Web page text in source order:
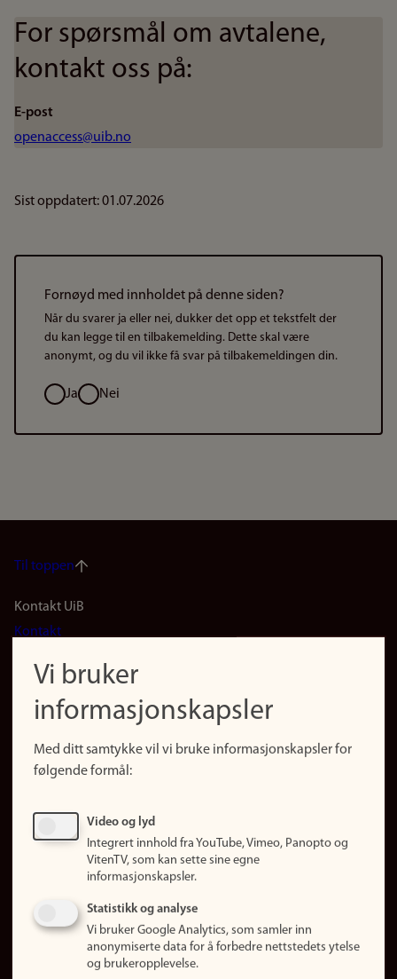
For spørsmål om avtalene,
kontakt oss på:
E-post
openaccess@uib.no
Sist oppdatert: 01.07.2026
Fornøyd med innholdet på denne siden?
Når du svarer ja eller nei, dukker det opp et tekstfelt der
du kan legge til en tilbakemelding. Dette skal være
anonymt, og du vil ikke få svar på tilbakemeldingen din.
ValgJa Nei
Til toppen
Footer
(no)
Kontakt UiB
Kontakt
Finn forsker
Presse
Finn studier
Ledige stillinger
Om nettstedet
Informasjonskapsler
Vi bruker
informasjonskapsler
Med ditt samtykke vil vi bruke informasjonskapsler for
følgende formål:
Video og lyd
Integrert innhold fra YouTube, Vimeo, Panopto og
VitenTV, som kan sette sine egne
informasjonskapsler.
Statistikk og analyse
Vi bruker Google Analytics, som samler inn
anonymiserte data for å forbedre nettstedets ytelse
og brukeropplevelse.